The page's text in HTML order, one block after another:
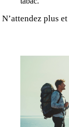
N’attendez plus